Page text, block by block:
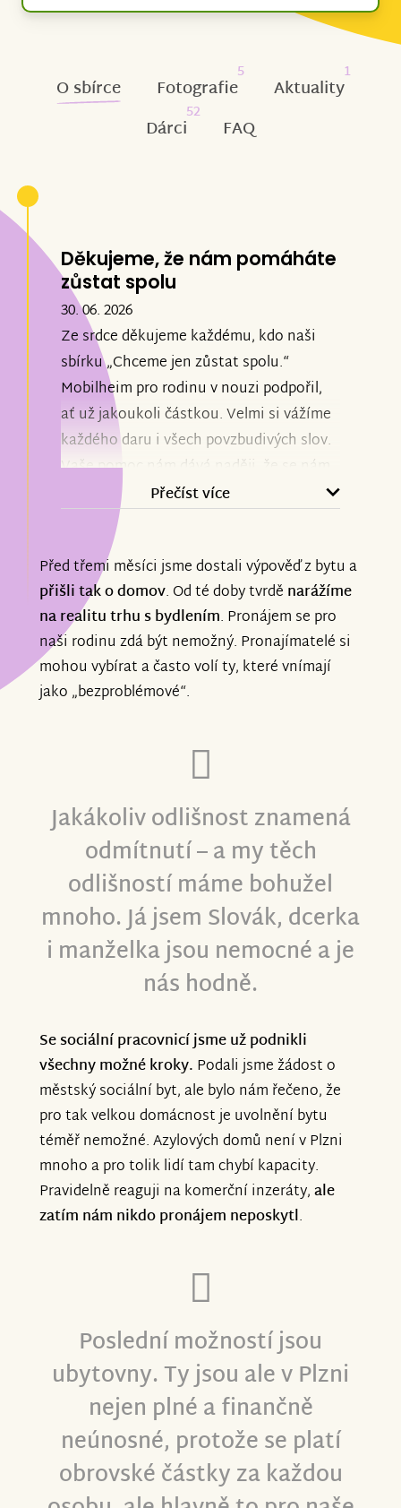
O sbírce Fotografie
5
Aktuality
1
Dárci
52
FAQ
Děkujeme, že nám pomáháte
zůstat spolu
30. 06. 2026
Ze srdce děkujeme každému, kdo naši
sbírku „Chceme jen zůstat spolu.“
Mobilheim pro rodinu v nouzi podpořil,
ať už jakoukoli částkou. Velmi si vážíme
každého daru i všech povzbudivých slov.
Vaše pomoc nám dává naději, že se nám
podaří překonat toto těžké období.
Nejvíce to všechno děláme pro naše děti.
Jsou naším největším štěstím a smyslem
života. Představa, že bychom o možnost
být spolu jako rodina přišli jen proto, že
pro nás není dostupné bydlení, je pro nás
nesmírně bolestivá.
fotografie našich dětí – právě ony jsou
důvodem, proč o pomoc žádáme a proč
každý den bojujeme.
Pokud se rozhodnete naši sbírku
podpořit nebo ji sdílet dál, budeme vám z
celého srdce vděční. Díky vám máme
naději, že se potřebná částka ještě
podaří navýšit a že naše rodina bude
moci zůstat pohromadě.
Děkujeme za vaši podporu, důvěru i
lidskost.
Rodina Chovancových
Přečíst více
Před třemi měsíci jsme dostali výpověď z bytu a
přišli tak o domov. Od té doby tvrdě narážíme
na realitu trhu s bydlením. Pronájem se pro
naši rodinu zdá být nemožný. Pronajímatelé si
mohou vybírat a často volí ty, které vnímají
jako „bezproblémové“.
Jakákoliv odlišnost znamená
odmítnutí – a my těch
odlišností máme bohužel
mnoho. Já jsem Slovák, dcerka
i manželka jsou nemocné a je
nás hodně.
Se sociální pracovnicí jsme už podnikli
všechny možné kroky. Podali jsme žádost o
městský sociální byt, ale bylo nám řečeno, že
pro tak velkou domácnost je uvolnění bytu
téměř nemožné. Azylových domů není v Plzni
mnoho a pro tolik lidí tam chybí kapacity.
Pravidelně reaguji na komerční inzeráty,ale
zatím nám nikdo pronájem neposkytl.
Poslední možností jsou
ubytovny. Ty jsou ale v Plzni
nejen plné a finančně
neúnosné, protože se platí
obrovské částky za každou